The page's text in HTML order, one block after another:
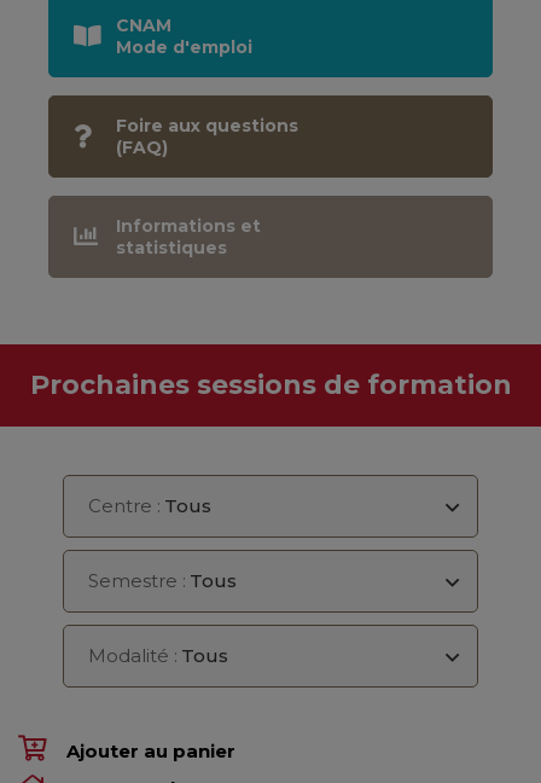
CNAM
Mode d'emploi
Foire aux questions
(FAQ)
Informations et
statistiques
Prochaines sessions de formation
Centre : Tous
Semestre : Tous
Modalité : Tous
Ajouter au panier